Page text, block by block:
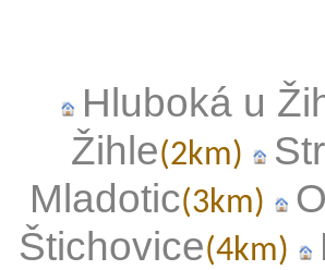
Hluboká u
Žihle(2km)
Mladotic(3km)
Štichovice(4km)